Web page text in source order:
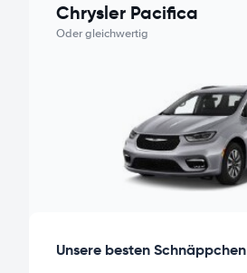
Chrysler Pacifica
Oder gleichwertig
Unsere besten Schnäppchen